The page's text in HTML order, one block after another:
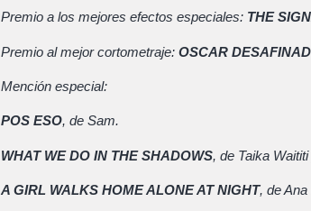
Premio a los mejores efectos especiales: THE
Premio al mejor cortometraje: OSCAR
Mención especial:
POS ESO, de Sam.
WHAT WE DO IN THE SHADOWS, de Taika
A GIRL WALKS HOME ALONE AT NIGHT, de Ana